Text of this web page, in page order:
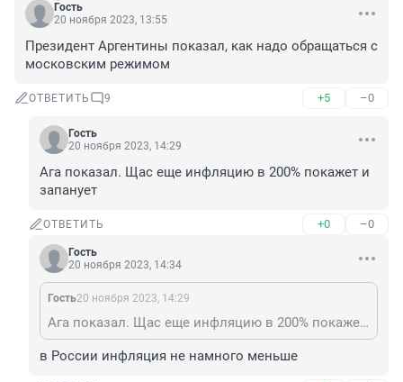
Гость
20 ноября 2023, 13:55
Президент Аргентины показал, как надо обращаться с
московским режимом
ОТВЕТИТЬ 9 +5 –0
Гость
20 ноября 2023, 14:29
Ага показал. Щас еще инфляцию в 200% покажет и
запанует
ОТВЕТИТЬ +0 –0
Гость
20 ноября 2023, 14:34
Гость20 ноября 2023, 14:29
Ага показал. Щас еще инфляцию в 200% покажет и запанует
в России инфляция не намного меньше